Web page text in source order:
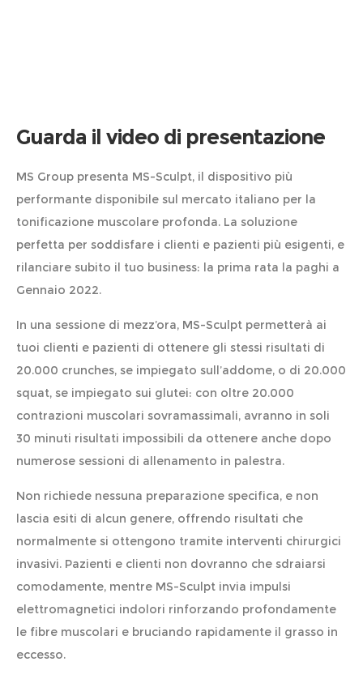
Guarda il video di presentazione
MS Group presenta MS-Sculpt, il dispositivo più
performante disponibile sul mercato italiano per la
tonificazione muscolare profonda. La soluzione
perfetta per soddisfare i clienti e pazienti più esigenti, e
rilanciare subito il tuo business: la prima rata la paghi a
Gennaio 2022.
In una sessione di mezz’ora, MS-Sculpt permetterà ai
tuoi clienti e pazienti di ottenere gli stessi risultati di
20.000 crunches, se impiegato sull’addome, o di 20.000
squat, se impiegato sui glutei: con oltre 20.000
contrazioni muscolari sovramassimali, avranno in soli
30 minuti risultati impossibili da ottenere anche dopo
numerose sessioni di allenamento in palestra.
Non richiede nessuna preparazione specifica, e non
lascia esiti di alcun genere, offrendo risultati che
normalmente si ottengono tramite interventi chirurgici
invasivi. Pazienti e clienti non dovranno che sdraiarsi
comodamente, mentre MS-Sculpt invia impulsi
elettromagnetici indolori rinforzando profondamente
le fibre muscolari e bruciando rapidamente il grasso in
eccesso.